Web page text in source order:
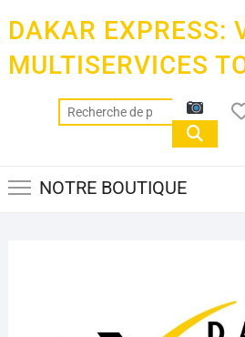
content
DAKAR EXPRESS:
MULTISERVICES
Recherche
pour :
NOTRE BOUTIQUE